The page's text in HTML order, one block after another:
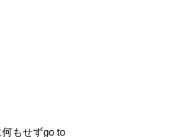
もせずgo to